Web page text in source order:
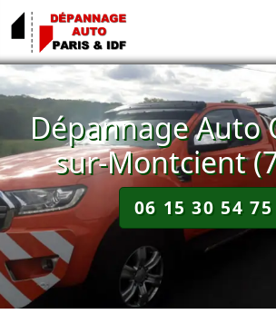
Dépannage Auto
sur-Montcient
06 15 30 54 75